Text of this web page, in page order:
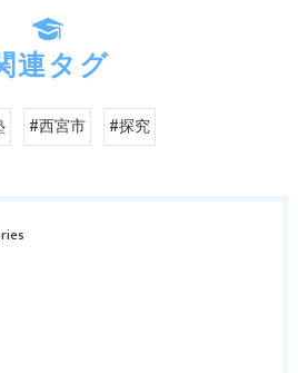
連タグ
#西宮市 #探究